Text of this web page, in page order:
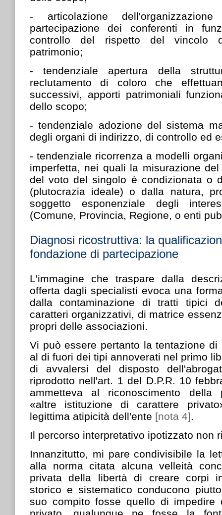
- articolazione
partecipazione dei conferenti in
controllo del rispetto del vincolo
patrimonio;
-tendenziale apertura della
reclutamento di coloro che
successivi, apporti patrimoniali
dello scopo;
-tendenziale adozione del sistema
degli organi di indirizzo, di controllo ed
- tendenziale ricorrenza a modelli
imperfetta, nei quali la misurazione
del voto del singolo è condizionata o
(plutocrazia ideale) o dalla natura,
soggetto esponenziale degli
(Comune, Provincia, Regione, o enti
Diagnosi ricostruttiva: la
fondazione di partecipazione
L'immagine che traspare dalla
offerta dagli specialisti evoca una
dalla contaminazione di tratti tipici
caratteri organizzativi, di matrice
propri delle associazioni.
Vi può essere pertanto la tentazione di
al di fuori dei tipi annoverati nel primo
di avvalersi del disposto
riprodotto nell'art. 1 del D.P.R. 10
ammetteva al riconoscimento della
«altre istituzione di carattere
legittima atipicità dell'ente [nota 4].
Il percorso interpretativo ipotizzato non
Innanzitutto, mi pare condivisibile la
alla norma citata alcuna velleità
privata della libertà di creare corpi
storico e sistematico conducono
suo compito fosse quello di impedire